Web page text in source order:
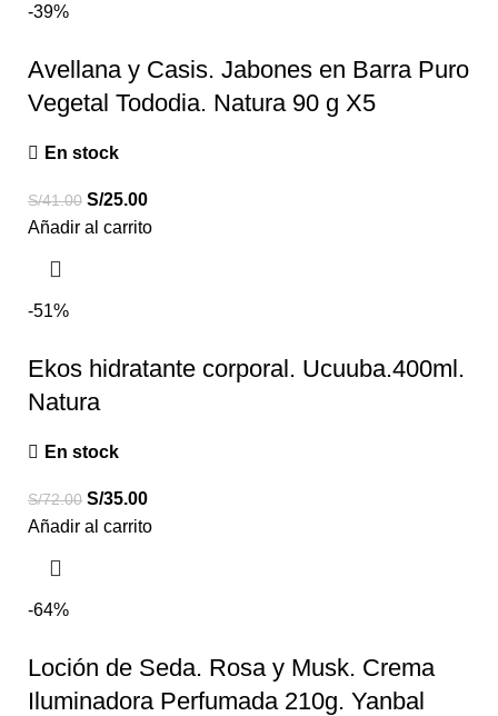
-39%
Avellana y Casis. Jabones en Barra Puro
Vegetal Tododia. Natura 90 g X5
En stock
S/41.00 S/25.00
Añadir al carrito
-51%
Ekos hidratante corporal. Ucuuba.400ml.
Natura
En stock
S/72.00 S/35.00
Añadir al carrito
-64%
Loción de Seda. Rosa y Musk. Crema
Iluminadora Perfumada 210g. Yanbal